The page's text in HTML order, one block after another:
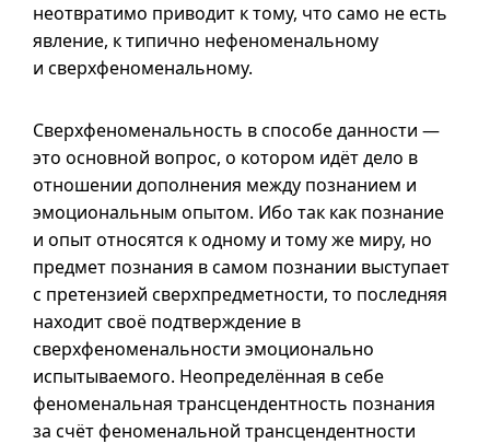
неотвратимо приводит к тому, что само не есть
явление, к типично нефеноменальному
и сверхфеноменальному.
Сверхфеноменальность в способе данности —
это основной вопрос, о котором идёт дело в
отношении дополнения между познанием и
эмоциональным опытом. Ибо так как познание
и опыт относятся к одному и тому же миру, но
предмет познания в самом познании выступает
с претензией сверхпредметности, то последняя
находит своё подтверждение в
сверхфеноменальности эмоционально
испытываемого. Неопределённая в себе
феноменальная трансцендентность познания
за счёт феноменальной трансцендентности